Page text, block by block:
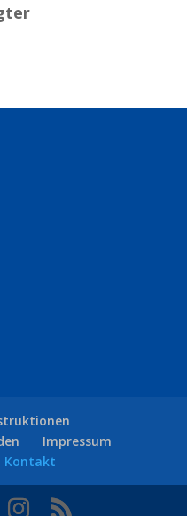
Impressum
Kontakt